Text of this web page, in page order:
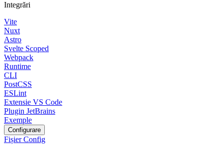
Integrări
Vite
Nuxt
Astro
Svelte Scoped
Webpack
Runtime
CLI
PostCSS
ESLint
Extensie VS Code
Plugin JetBrains
Exemple
Configurare
Fișier Config